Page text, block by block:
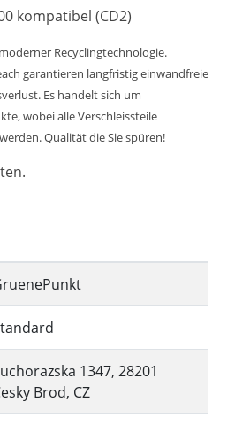
kompatibel (CD2)
Recyclingtechnologie.
garantieren langfristig einwandfreie
Es handelt sich um
wobei alle Verschleissteile
Qualität die Sie spüren!
1347, 28201
Brod, CZ